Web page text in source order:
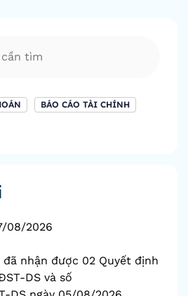
BÁO CÁO TÀI CHÍNH
08/2026
đã nhận được 02 Quyết định
DS và số